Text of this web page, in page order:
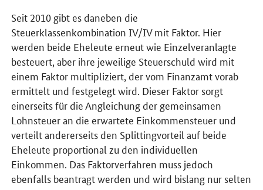
Seit 2010 gibt es daneben die
Steuerklassenkombination IV/IV mit Faktor. Hier
werden beide Eheleute erneut wie Einzelveranlagte
besteuert, aber ihre jeweilige Steuerschuld wird mit
einem Faktor multipliziert, der vom Finanzamt vorab
ermittelt und festgelegt wird. Dieser Faktor sorgt
einerseits für die Angleichung der gemeinsamen
Lohnsteuer an die erwartete Einkommensteuer und
verteilt andererseits den Splittingvorteil auf beide
Eheleute proportional zu den individuellen
Einkommen. Das Faktorverfahren muss jedoch
ebenfalls beantragt werden und wird bislang nur selten